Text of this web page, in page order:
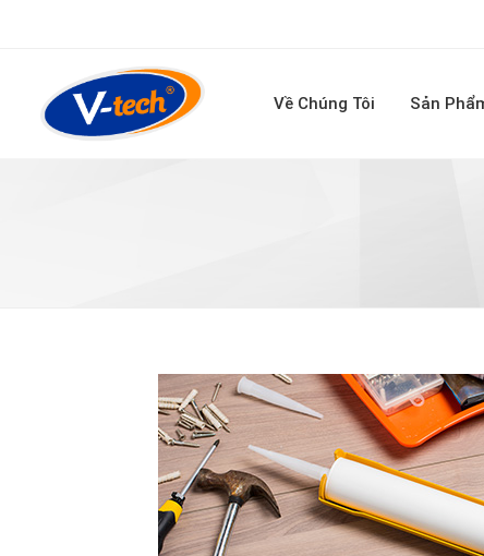
Về Chúng Tôi Sản